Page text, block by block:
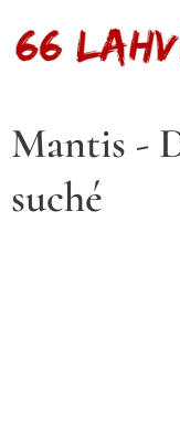
Mantis -
suché